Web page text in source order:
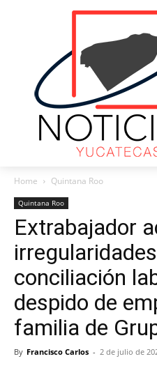
Home Quintana Roo
Quintana Roo
Extrabajador
conciliación
despido de
familia de
By Francisco Carlos - 2 de julio de